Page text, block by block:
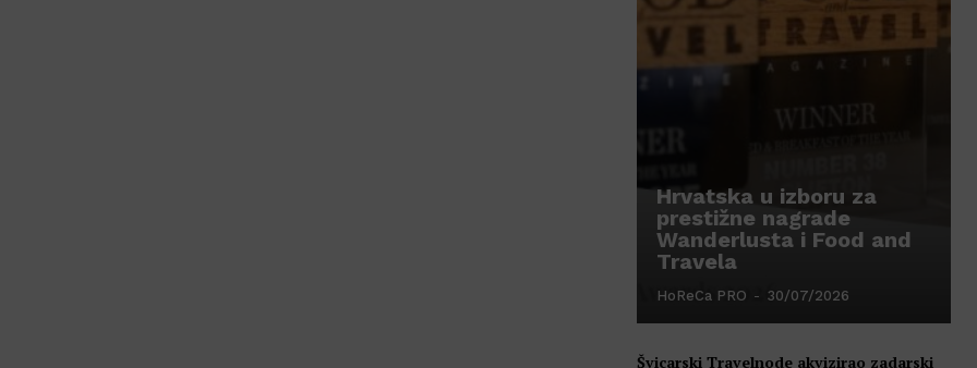
Hrvatska u izboru za
prestižne nagrade
Wanderlusta i Food and
Travela
HoReCa PRO - 30/07/2026
Švicarski Travelnode akvizirao zadarski